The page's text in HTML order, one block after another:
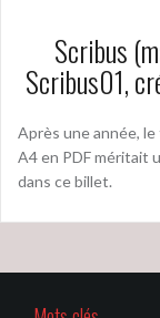
Scribus
Scribus01,
Après une année,
A4 en PDF méritait
dans ce billet.